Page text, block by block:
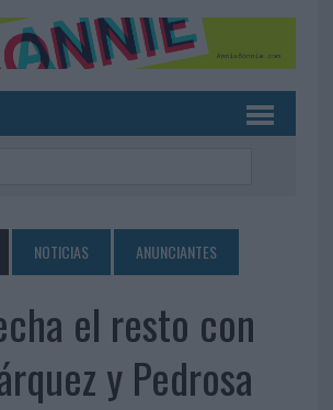
NOTICIAS ANUNCIANTES
el resto con
y Pedrosa